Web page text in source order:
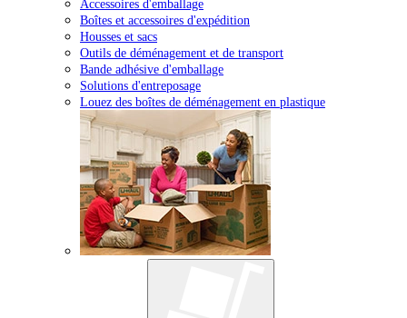
Accessoires d'emballage
Boîtes et accessoires d'expédition
Housses et sacs
Outils de déménagement et de transport
Bande adhésive d'emballage
Solutions d'entreposage
Louez des boîtes de déménagement en plastique